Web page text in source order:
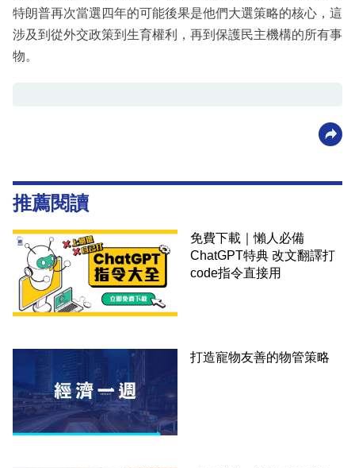
特朗普再次當選四年的可能後果是他們大選策略的核心，這
涉及到從外交政策到生育權利，再到保護民主機構的所有事
物。
推薦閱讀
免費下載｜懶人必備
ChatGPT特典 改文翻譯打
code指令直接用
打造寵物友善的物管策略